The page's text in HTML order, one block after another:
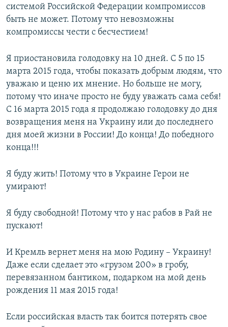
системой Российской Федерации компромиссов
быть не может. Потому что невозможны
компромиссы чести с бесчестием!
Я приостановила голодовку на 10 дней. С 5 по 15
марта 2015 года, чтобы показать добрым людям, что
уважаю и ценю их мнение. Но больше не могу,
потому что иначе просто не буду уважать сама себя!
С 16 марта 2015 года я продолжаю голодовку до дня
возвращения меня на Украину или до последнего
дня моей жизни в России! До конца! До победного
конца!!!
Я буду жить! Потому что в Украине Герои не
умирают!
Я буду свободной! Потому что у нас рабов в Рай не
пускают!
И Кремль вернет меня на мою Родину – Украину!
Даже если сделает это «грузом 200» в гробу,
перевязанном бантиком, подарком на мой день
рождения 11 мая 2015 года!
Если российская власть так боится потерять свое